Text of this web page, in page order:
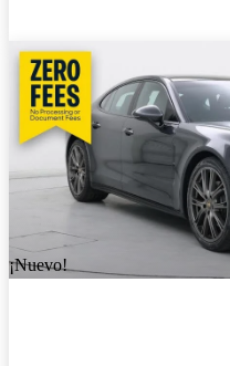
¡Nuevo!